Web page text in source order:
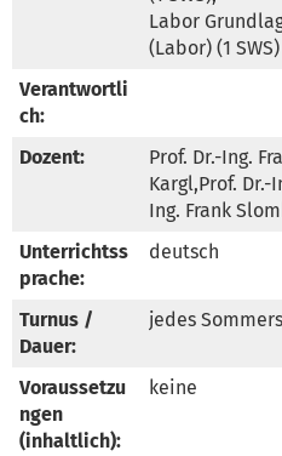
Labor
(Labor) (1 SWS)
Verantwortli
ch:
Dozent:
Prof. Dr.-Ing.
Kargl,Prof. Dr.-
Ing. Frank
Unterrichtss
prache:
deutsch
Turnus /
Dauer:
jedes
Voraussetzu
ngen
(inhaltlich):
keine